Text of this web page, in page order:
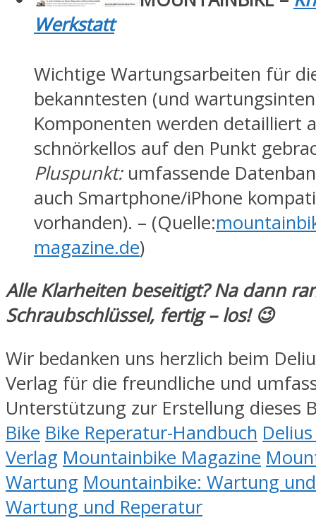
Werkstatt
Wichtige Wartungsarbeiten für
bekanntesten (und
Komponenten werden detailliert
schnörkellos auf den Punkt
Pluspunkt:umfassende
auch Smartphone/iPhone
vorhanden). – (Quelle:
magazine.de)
Alle Klarheiten beseitigt? Na dann
Schraubschlüssel, fertig – los! 😉
Wir bedanken uns herzlich beim
Verlag für die freundliche und
Unterstützung zur Erstellung dieses
Bike Bike Reperatur-Handbuch
Verlag Mountainbike Magazine
Wartung Mountainbike: Wartung
Wartung und Reperatur